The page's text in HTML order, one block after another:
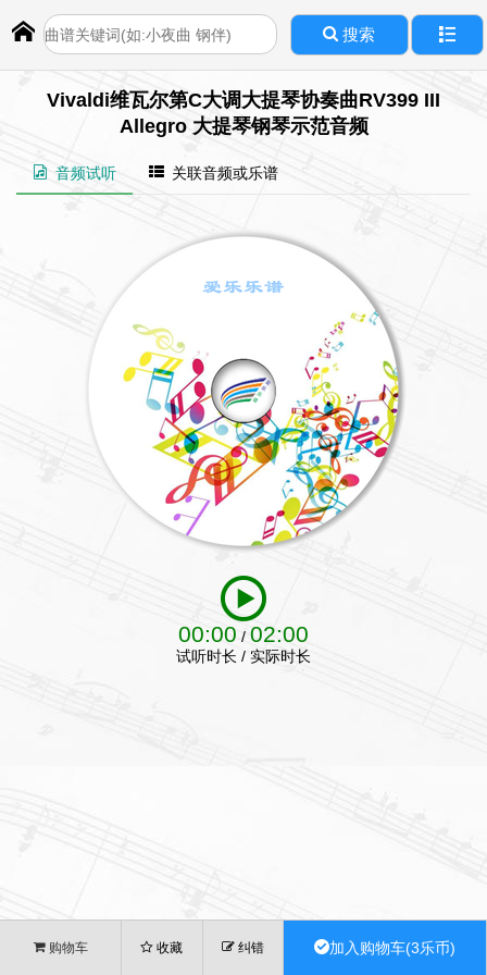
搜索
Vivaldi维瓦尔第C大调大提琴协奏曲RV399 III
Allegro 大提琴钢琴示范音频
音频试听 关联音频或乐谱
00:00 / 02:00
试听时长 / 实际时长
购物车 收藏 纠错 加入购物车(3乐币)